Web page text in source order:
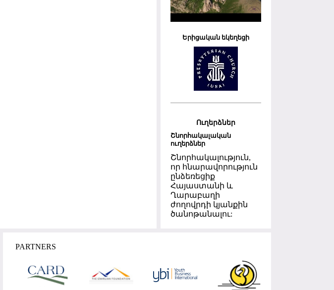
Երիցական եկեղեցի
Ուղերձներ
Շնորհակալական
ուղերձներ
Շնորհակալություն,
որ հնարավորություն
ընձեռեցիք
Հայաստանի և
Ղարաբաղի
ժողովրդի կյանքին
ծանոթանալու:
PARTNERS